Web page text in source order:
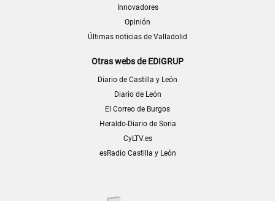
Innovadores
Opinión
Últimas noticias de Valladolid
Otras webs de EDIGRUP
Diario de Castilla y León
Diario de León
El Correo de Burgos
Heraldo-Diario de Soria
CyLTV.es
esRadio Castilla y León